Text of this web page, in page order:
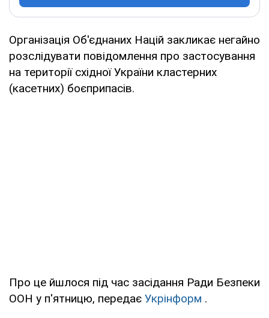
Організація Об'єднаних Націй закликає негайно
розслідувати повідомлення про застосування
на території східної України кластерних
(касетних) боєприпасів.
Про це йшлося під час засідання Ради Безпеки
ООН у п'ятницю, передає Укрінформ .